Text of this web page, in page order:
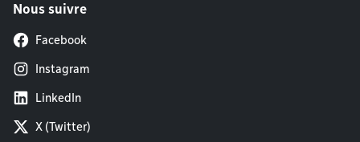
Nous suivre
Facebook
Instagram
LinkedIn
X (Twitter)